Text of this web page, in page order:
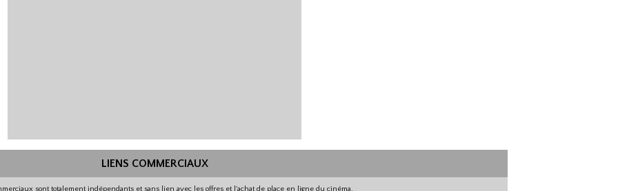
LIENS COMMERCIAUX
sont totalement indépendants et sans lien avec les offres et l'achat de place en ligne du cinéma.